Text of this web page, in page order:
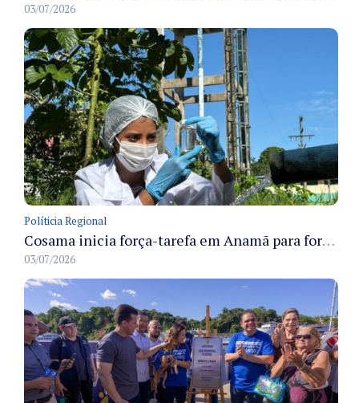
03/07/2026
Políticia Regional
Cosama inicia força-tarefa em Anamã para fortalecer abastecimento de água e segurança hídrica da população
03/07/2026